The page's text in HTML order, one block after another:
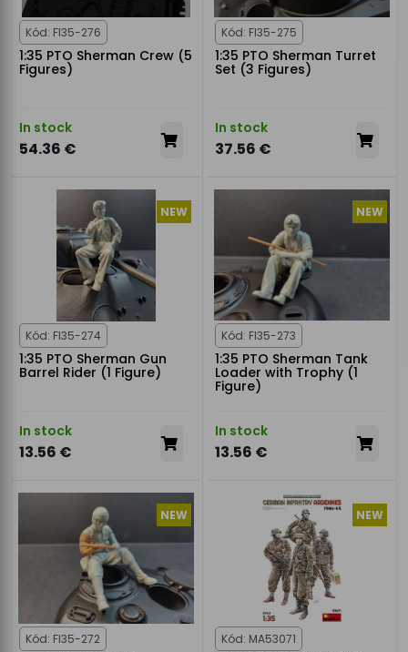
Kód: FI35-276
1:35 PTO Sherman Crew (5
Figures)
In stock
54.36 €
Kód: FI35-275
1:35 PTO Sherman Turret
Set (3 Figures)
In stock
37.56 €
NEW
Kód: FI35-274
1:35 PTO Sherman Gun
Barrel Rider (1 Figure)
In stock
13.56 €
NEW
Kód: FI35-273
1:35 PTO Sherman Tank
Loader with Trophy (1
Figure)
In stock
13.56 €
NEW
Kód: FI35-272
NEW
Kód: MA53071